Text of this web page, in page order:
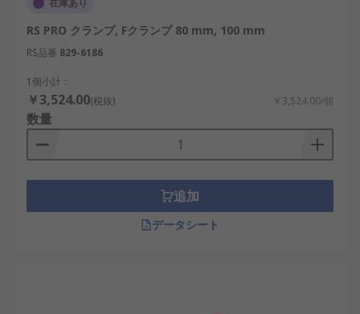
在庫あり
RS PRO クランプ, Fクランプ 80 mm, 100 mm
RS品番 829-6186
1個小計：
￥3,524.00(税抜) ￥3,524.00/個
数量
追加
データシート